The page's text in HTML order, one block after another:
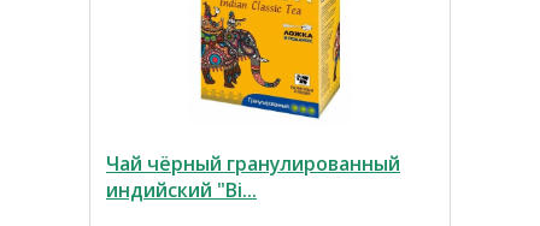
Чай чёрный гранулированный
индийский "Bi...